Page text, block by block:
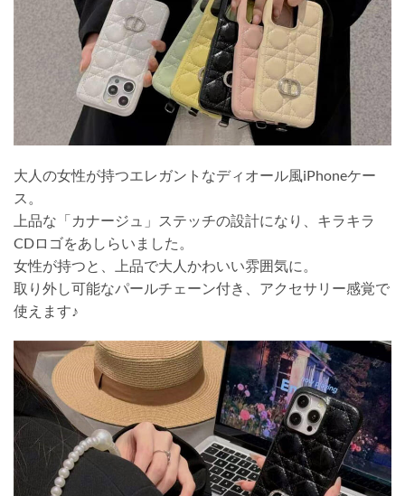
大人の女性が持つエレガントなディオール風iPhoneケー
ス。
上品な「カナージュ」ステッチの設計になり、キラキラ
CDロゴをあしらいました。
女性が持つと、上品で大人かわいい雰囲気に。
取り外し可能なパールチェーン付き、アクセサリー感覚で
使えます♪